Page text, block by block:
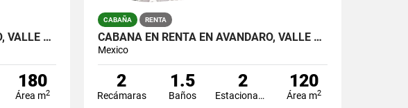
CABAÑA EN RENTA EN AVÁNDARO, VALLE DE BRAVO
180
Área m2
CABAÑA RENTA
CABAÑA EN RENTA EN AVANDARO, VALLE DE BRAVO
Mexico
2
Recámaras
1.5
Baños
2
Estacionamiento
120
Área m2